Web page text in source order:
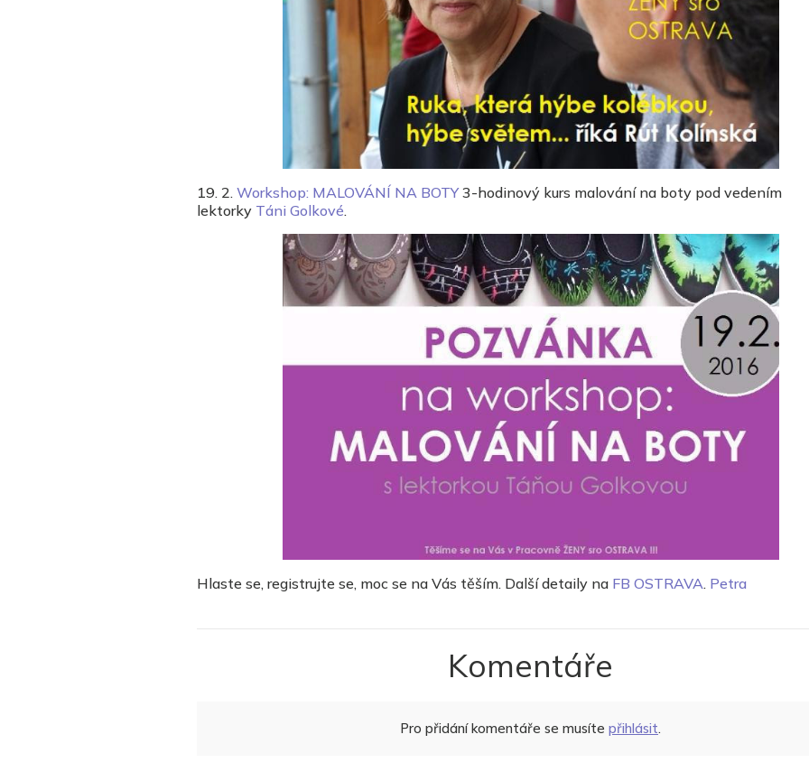
19. 2. Workshop: MALOVÁNÍ NA BOTY3-hodinový kurs malování na boty pod vedením
lektorky Táni Golkové.
Hlaste se, registrujte se, moc se na Vás těším. Další detaily na FB OSTRAVA. Petra
Komentáře
Pro přidání komentáře se musíte přihlásit.